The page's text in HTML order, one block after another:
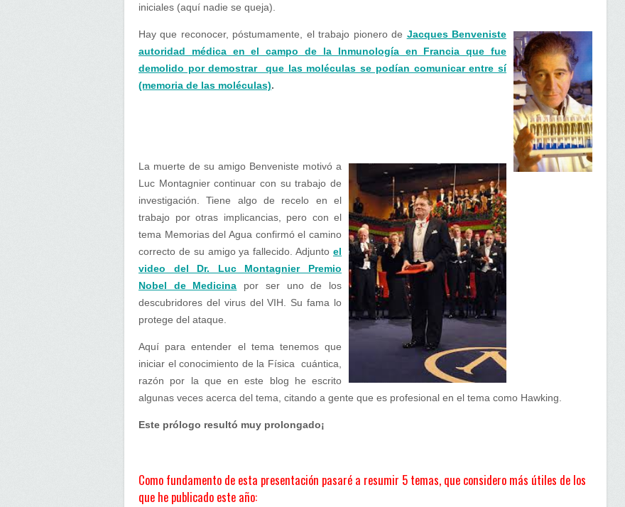
iniciales (aquí nadie se queja).
Hay que reconocer, póstumamente, el trabajo pionero de Jacques Benveniste
autoridad médica en el campo de la Inmunología en Francia que fue
demolido por demostrar que las moléculas se podían comunicar entre sí
(memoria de las moléculas).
La muerte de su amigo Benveniste motivó a
Luc Montagnier continuar con su trabajo de
investigación. Tiene algo de recelo en el
trabajo por otras implicancias, pero con el
tema Memorias del Agua confirmó el camino
correcto de su amigo ya fallecido. Adjunto el
video del Dr. Luc Montagnier Premio
Nobel de Medicina por ser uno de los
descubridores del virus del VIH. Su fama lo
protege del ataque.
Aquí para entender el tema tenemos que
iniciar el conocimiento de la Física cuántica,
razón por la que en este blog he escrito
algunas veces acerca del tema, citando a gente que es profesional en el tema como Hawking.
Este prólogo resultó muy prolongado¡
Como fundamento de esta presentación pasaré a resumir 5 temas, que considero más útiles de los
que he publicado este año: